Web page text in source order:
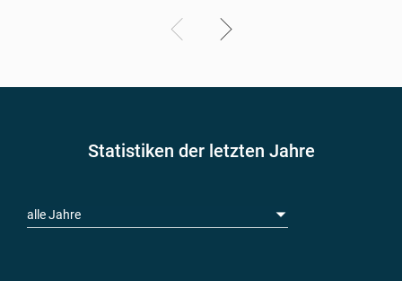
Statistiken der letzten Jahre
alle Jahre